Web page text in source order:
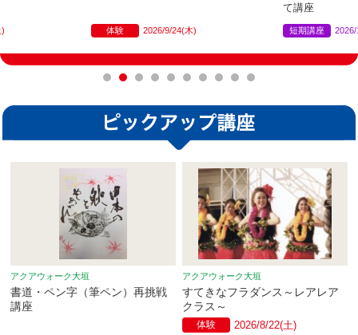
体験 2026/9/24(木)
て講座
短期講座
アクアウォーク大垣
書道・ペン字（筆ペン）再挑戦
講座
アクアウォーク大垣
すてきなフラダンス～レアレア
クラス～
体験 2026/8/22(土)